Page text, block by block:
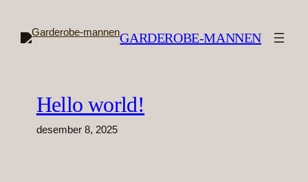
innhold
GARDEROBE-MANNEN
Hello world!
desember 8, 2025